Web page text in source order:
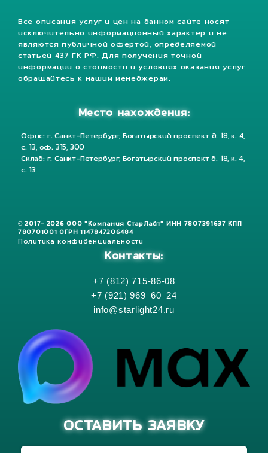
Все описания услуг и цен на данном сайте носят
исключительно информационный характер и не
являются публичной офертой, определяемой
статьей 437 ГК РФ. Для получения точной
информации о стоимости и условиях оказания услуг
обращайтесь к нашим менеджерам.
Место нахождения:
Офис: г. Санкт-Петербург, Богатырский проспект д. 18, к. 4,
с. 13, оф. 315, 300
Склад: г. Санкт-Петербург, Богатырский проспект д. 18, к. 4,
с. 13
© 2017- 2026 ООО "Компания СтарЛайт" ИНН 7807391637 КПП
780701001 ОГРН 1147847206484
Политика конфиденциальности
Контакты:
+7 (812) 715-86-08
+7 (921) 969–60–24
info@starlight24.ru
ОСТАВИТЬ ЗАЯВКУ